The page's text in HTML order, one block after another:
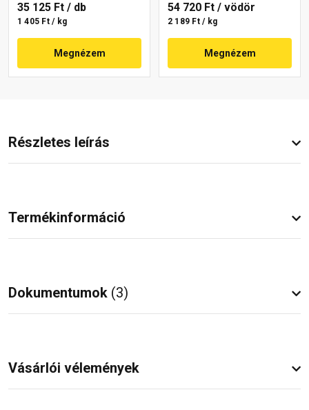
35 125 Ft / db
1 405 Ft / kg
Megnézem
54 720 Ft / vödör
2 189 Ft / kg
Megnézem
Részletes leírás
Termékinformáció
Dokumentumok (3)
Vásárlói vélemények